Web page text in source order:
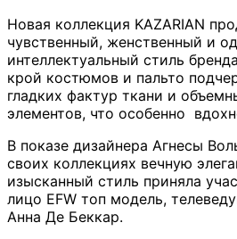
Новая коллекция KAZARIAN
чувственный, женственный и
интеллектуальный стиль
крой костюмов и пальто
гладких фактур ткани и
элементов, что особенно
В показе дизайнера Агнесы
своих коллекциях вечную
изысканный стиль приняла
лицо EFW топ модель,
Анна Де Беккар.